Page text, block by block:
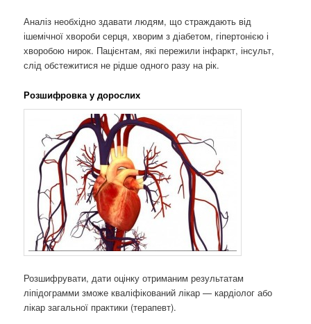
Аналіз необхідно здавати людям, що страждають від
ішемічної хвороби серця, хворим з діабетом, гіпертонією і
хворобою нирок. Пацієнтам, які пережили інфаркт, інсульт,
слід обстежитися не рідше одного разу на рік.
Розшифровка у дорослих
Розшифрувати, дати оцінку отриманим результатам
ліпідограмми зможе кваліфікований лікар — кардіолог або
лікар загальної практики (терапевт).